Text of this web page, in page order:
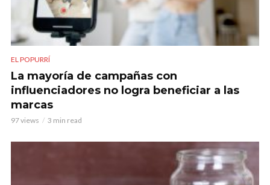
EL POPURRÍ
La mayoría de campañas con
influenciadores no logra beneficiar a las
marcas
97 views 3 min read